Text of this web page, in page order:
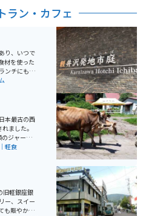
絶景が広がります。廃線跡を歩く「アプ
ラン・カフェ
り、いつで
材を使った
ンチにもお
る造りに
本最古の西
ました。
ジャージー
場では、
歩などの
質で、濃
ます。さ
設も整備さ
アウトドア
しまれる、
軽食
旧軽銀座銀
ー、スイー
も賑やかな